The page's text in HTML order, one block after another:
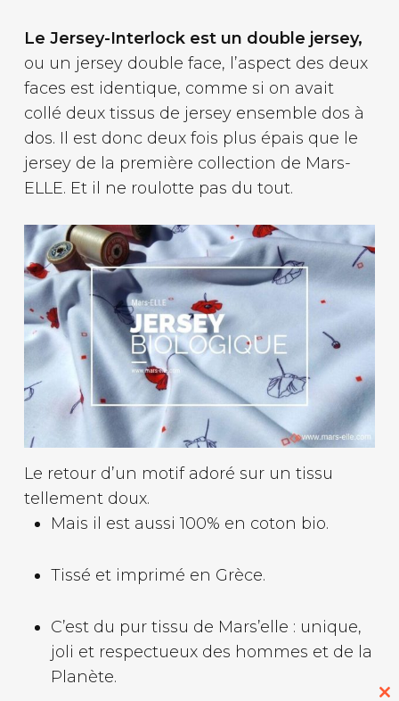
Le Jersey-Interlock est un double jersey,
ou un jersey double face, l’aspect des deux
faces est identique, comme si on avait
collé deux tissus de jersey ensemble dos à
dos. Il est donc deux fois plus épais que le
jersey de la première collection de Mars-
ELLE. Et il ne roulotte pas du tout.
Le retour d’un motif adoré sur un tissu
tellement doux.
Mais il est aussi 100% en coton bio.
Tissé et imprimé en Grèce.
C’est du pur tissu de Mars’elle : unique,
joli et respectueux des hommes et de la
Planète.